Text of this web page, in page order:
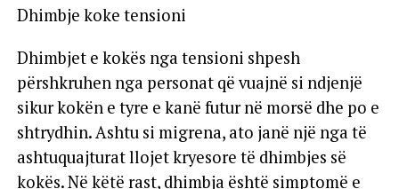
Dhimbje koke tensioni
Dhimbjet e kokës nga tensioni shpesh
përshkruhen nga personat që vuajnë si ndjenjë
sikur kokën e tyre e kanë futur në morsë dhe po e
shtrydhin. Ashtu si migrena, ato janë një nga të
ashtuquajturat llojet kryesore të dhimbjes së
kokës. Në këtë rast, dhimbja është simptomë e